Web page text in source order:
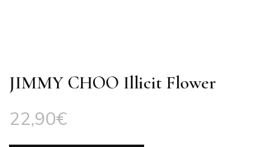
JIMMY CHOO Illicit Flower
22,90€